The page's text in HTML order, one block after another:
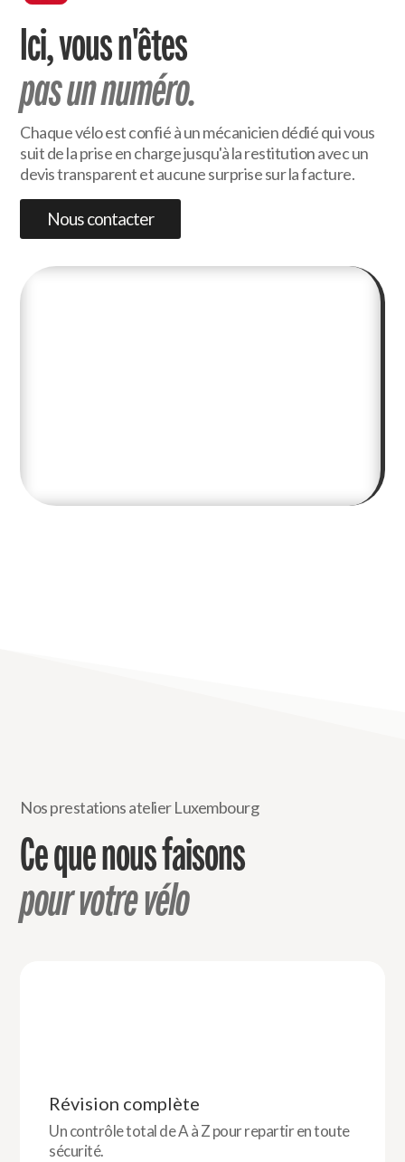
Ici, vous n'êtes
pas un numéro.
Chaque vélo est confié à un mécanicien dédié qui vous
suit de la prise en charge jusqu'à la restitution avec un
devis transparent et aucune surprise sur la facture.
Nous contacter
Nos prestations atelier Luxembourg
Ce que nous faisons
pour votre vélo
Révision complète
Un contrôle total de A à Z pour repartir en toute
sécurité.